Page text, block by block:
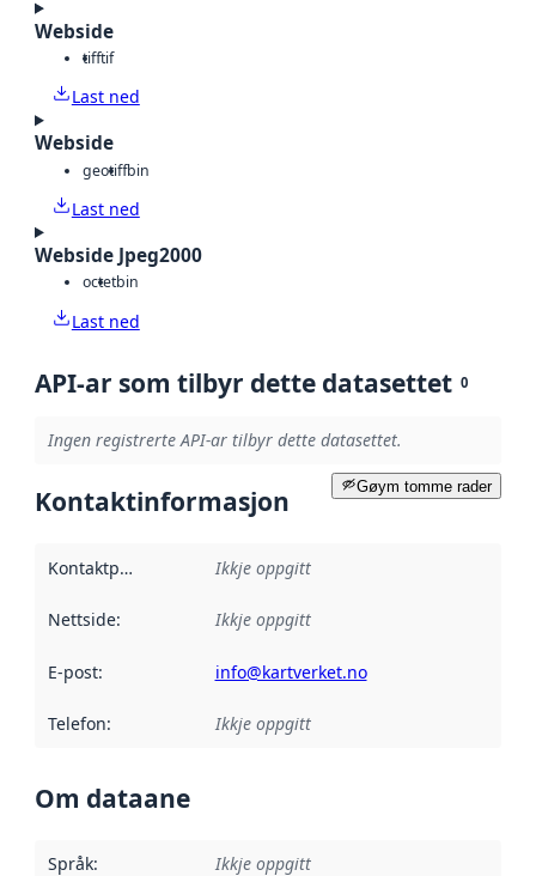
Webside
tifftif
Last ned
Webside
geotiffbin
Last ned
Webside Jpeg2000
octetbin
Last ned
API-ar som tilbyr dette datasettet 0
Ingen registrerte API-ar tilbyr dette datasettet.
Gøym tomme rader
Kontaktinformasjon
Kontaktpunkt Ikkje oppgitt
Nettside: Ikkje oppgitt
E-post: info@kartverket.no
Telefon: Ikkje oppgitt
Om dataane
Språk: Ikkje oppgitt